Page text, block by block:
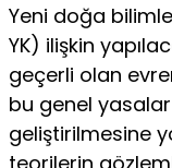
Yeni doğa
YK) ilişkin
geçerli olan
bu genel
geliştirilmesine